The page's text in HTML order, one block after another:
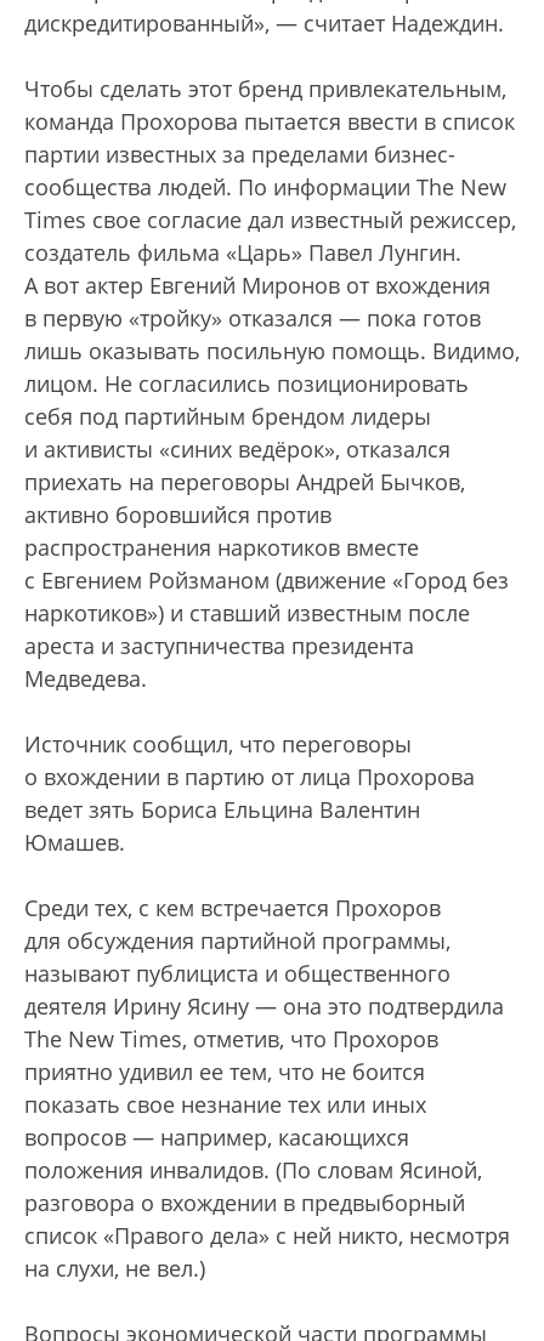
дискредитированный», — считает Надеждин.
Чтобы сделать этот бренд привлекательным,
команда Прохорова пытается ввести в список
партии известных за пределами бизнес-
сообщества людей. По информации The New
Times свое согласие дал известный режиссер,
создатель фильма «Царь» Павел Лунгин.
А вот актер Евгений Миронов от вхождения
в первую «тройку» отказался — пока готов
лишь оказывать посильную помощь. Видимо,
лицом. Не согласились позиционировать
себя под партийным брендом лидеры
и активисты «синих ведёрок», отказался
приехать на переговоры Андрей Бычков,
активно боровшийся против
распространения наркотиков вместе
с Евгением Ройзманом (движение «Город без
наркотиков») и ставший известным после
ареста и заступничества президента
Медведева.
Источник сообщил, что переговоры
о вхождении в партию от лица Прохорова
ведет зять Бориса Ельцина Валентин
Юмашев.
Среди тех, с кем встречается Прохоров
для обсуждения партийной программы,
называют публициста и общественного
деятеля Ирину Ясину — она это подтвердила
The New Times, отметив, что Прохоров
приятно удивил ее тем, что не боится
показать свое незнание тех или иных
вопросов — например, касающихся
положения инвалидов. (По словам Ясиной,
разговора о вхождении в предвыборный
список «Правого дела» с ней никто, несмотря
на слухи, не вел.)
Вопросы экономической части программы